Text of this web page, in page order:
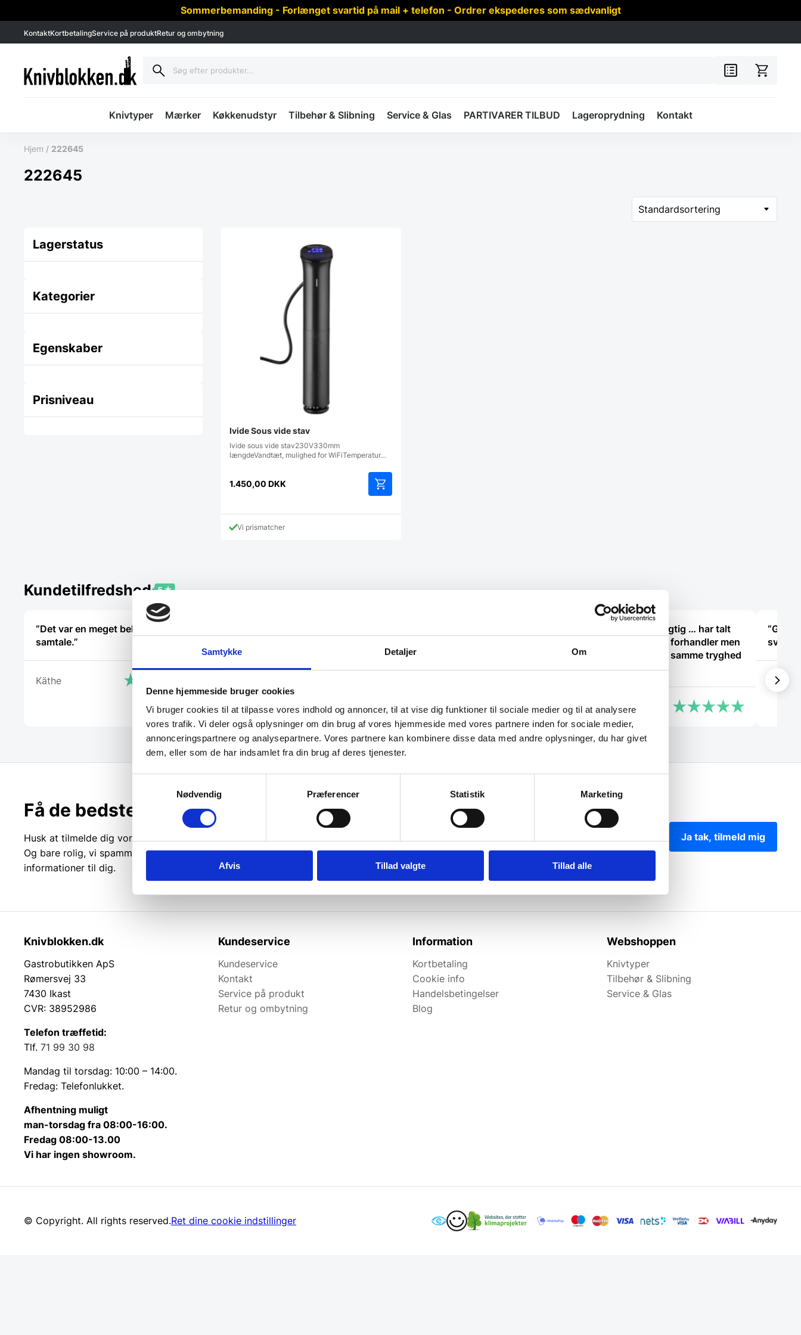
Samtykke Detaljer Om
Denne hjemmeside bruger cookies
Vi bruger cookies til at tilpasse vores indhold og annoncer, til at vise dig funktioner til sociale medier og til at analysere
vores trafik. Vi deler også oplysninger om din brug af vores hjemmeside med vores partnere inden for sociale medier,
annonceringspartnere og analysepartnere. Vores partnere kan kombinere disse data med andre oplysninger, du har givet
dem, eller som de har indsamlet fra din brug af deres tjenester.
Nødvendig
Præferencer Statistik Marketing
Afvis Tillad valgte Tillad alle
Sommerbemanding - Forlænget svartid på mail + telefon - Ordrer ekspederes som sædvanligt
KontaktKortbetalingService på produktRetur og ombytning
Knivtyper Mærker Køkkenudstyr Tilbehør & Slibning Service & Glas PARTIVARER TILBUD Lageroprydning Kontakt
Hjem / 222645
222645
Lagerstatus
Kategorier
Egenskaber
Prisniveau
Ivide Sous vide stav
Ivide sous vide stav230V330mm
længdeVandtæt, mulighed for WiFiTemperatur…
1.450,00 DKK
Vi prismatcher
Kundetilfredshed
“Det var en meget behagelig
samtale.”
Käthe
“Mega ærlig og dygtig … har talt
med 10 forskellige forhandler men
ingen gav mig den samme tryghed
som jer”
Lida
“God
svaret
Kaj
Få de bedste tilbud først!
Husk at tilmelde dig vores nyhedsbrev og vær først til de bedste tilbud.
Og bare rolig, vi spammer dig ikke, men sender kun relevante tilbud og
informationer til dig.
Ja tak, tilmeld mig
Knivblokken.dk
Gastrobutikken ApS
Rømersvej 33
7430 Ikast
CVR: 38952986
Telefon træffetid:
Tlf. 71 99 30 98
Mandag til torsdag: 10:00 – 14:00.
Fredag: Telefonlukket.
Afhentning muligt
man-torsdag fra 08:00-16:00.
Fredag 08:00-13.00
Vi har ingen showroom.
Kundeservice
Kundeservice
Kontakt
Service på produkt
Retur og ombytning
Information
Kortbetaling
Cookie info
Handelsbetingelser
Blog
Webshoppen
Knivtyper
Tilbehør & Slibning
Service & Glas
© Copyright. All rights reserved.Ret dine cookie indstillinger